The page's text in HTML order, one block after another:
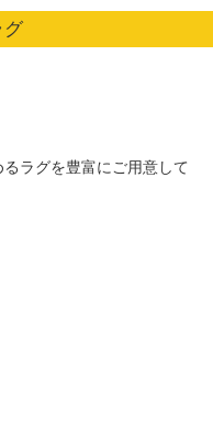
グ
ラグを豊富にご用意して